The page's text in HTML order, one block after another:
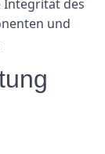
Integrität des
und